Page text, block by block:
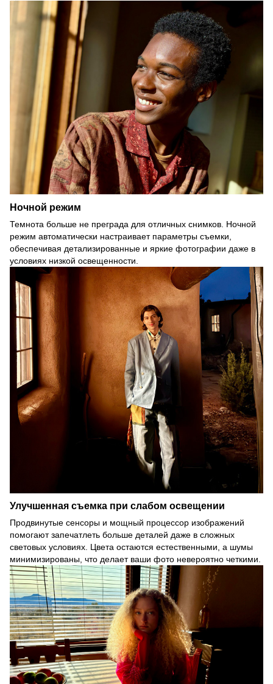
Ночной режим
Темнота больше не преграда для отличных снимков. Ночной
режим автоматически настраивает параметры съемки,
обеспечивая детализированные и яркие фотографии даже в
условиях низкой освещенности.
Улучшенная съемка при слабом освещении
Продвинутые сенсоры и мощный процессор изображений
помогают запечатлеть больше деталей даже в сложных
световых условиях. Цвета остаются естественными, а шумы
минимизированы, что делает ваши фото невероятно четкими.